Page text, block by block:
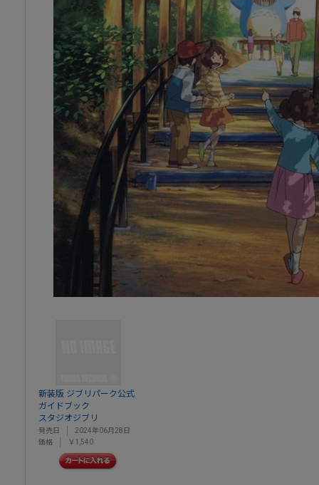
新装版 ジブリパーク公式
ガイドブック
スタジオジブリ
発売日
2024年06月28日
価格
￥1,540